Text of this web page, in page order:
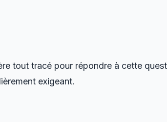
tout tracé pour répondre à cette
exigeant.